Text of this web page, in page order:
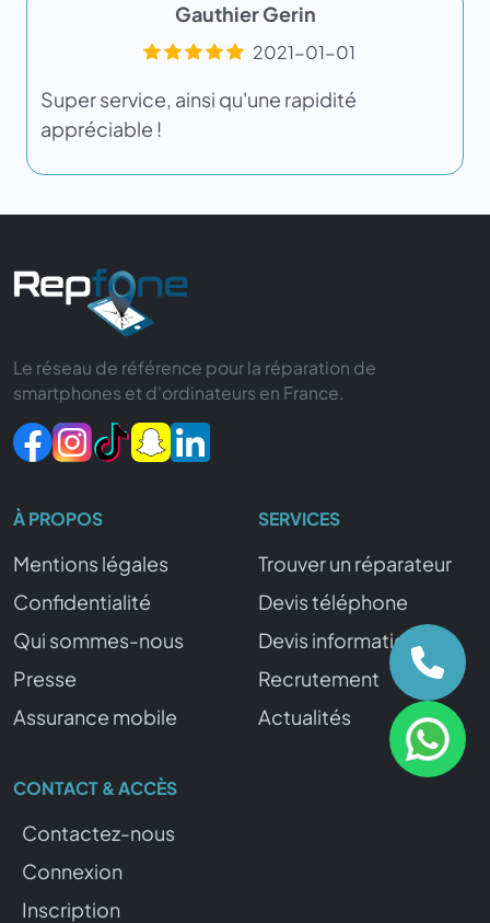
Gauthier Gerin
2021-01-01
Super service, ainsi qu'une rapidité
appréciable !
Le réseau de référence pour la réparation de
smartphones et d'ordinateurs en France.
À PROPOS
Mentions légales
Confidentialité
Qui sommes-nous
Presse
Assurance mobile
SERVICES
Trouver un réparateur
Devis téléphone
Devis informatique
Recrutement
Actualités
CONTACT & ACCÈS
Contactez-nous
Connexion
Inscription